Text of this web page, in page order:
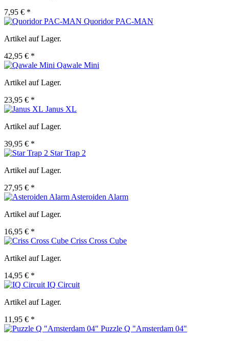
7,95 € *
Quoridor PAC-MAN
Artikel auf Lager.
42,95 € *
Qawale Mini
Artikel auf Lager.
23,95 € *
Janus XL
Artikel auf Lager.
39,95 € *
Star Trap 2
Artikel auf Lager.
27,95 € *
Asteroiden Alarm
Artikel auf Lager.
16,95 € *
Criss Cross Cube
Artikel auf Lager.
14,95 € *
IQ Circuit
Artikel auf Lager.
11,95 € *
Puzzle Q "Amsterdam 04"